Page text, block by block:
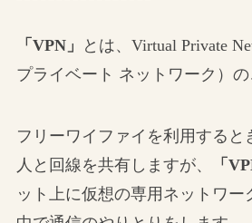
「VPN」
とは、Virtual Private
プライベート ネットワーク）の
フリーワイファイを利用すると
人と回線を共有しますが、
「
ット上に仮想の専用ネットワー